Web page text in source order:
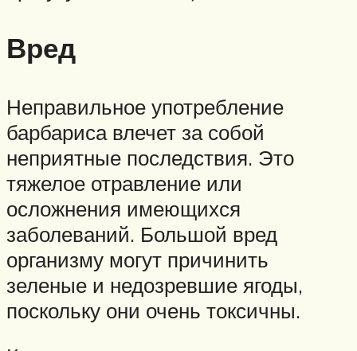
Вред
Неправильное употребление
барбариса влечет за собой
неприятные последствия. Это
тяжелое отравление или
осложнения имеющихся
заболеваний. Большой вред
организму могут причинить
зеленые и недозревшие ягоды,
поскольку они очень токсичны.